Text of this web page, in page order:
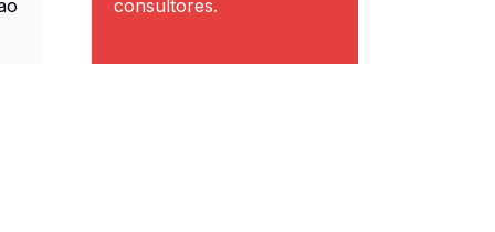
consultores.